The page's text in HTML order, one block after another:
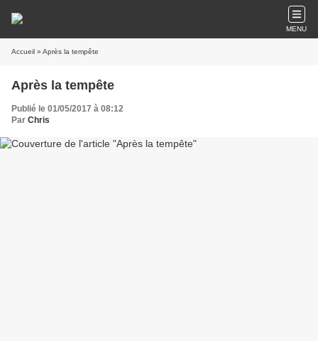
MENU
Accueil » Après la tempête
Après la tempête
Publié le 01/05/2017 à 08:12
Par Chris